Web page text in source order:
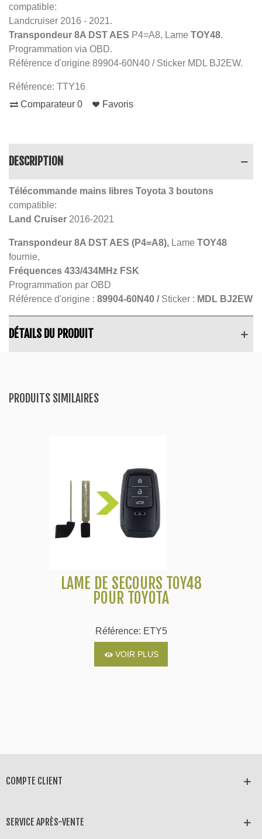
compatible:
Landcruiser 2016 - 2021.
Transpondeur 8A DST AES P4=A8, Lame TOY48.
Programmation via OBD.
Référence d'origine 89904-60N40 / Sticker MDL BJ2EW.
Référence: TTY16
Comparateur 0 Favoris
DESCRIPTION
Télécommande mains libres Toyota 3 boutons
compatible:
Land Cruiser 2016-2021
Transpondeur 8A DST AES (P4=A8), Lame TOY48
fournie,
Fréquences 433/434MHz FSK
Programmation par OBD
Référence d'origine : 89904-60N40 / Sticker : MDL BJ2EW
DÉTAILS DU PRODUIT
PRODUITS SIMILAIRES
LAME DE SECOURS TOY48
POUR TOYOTA
Référence: ETY5
VOIR PLUS
COMPTE CLIENT
SERVICE APRÈS-VENTE